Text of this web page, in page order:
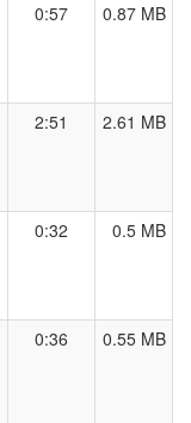
0:57 0.87 MB
2:51 2.61 MB
0:32 0.5 MB
0:36 0.55 MB